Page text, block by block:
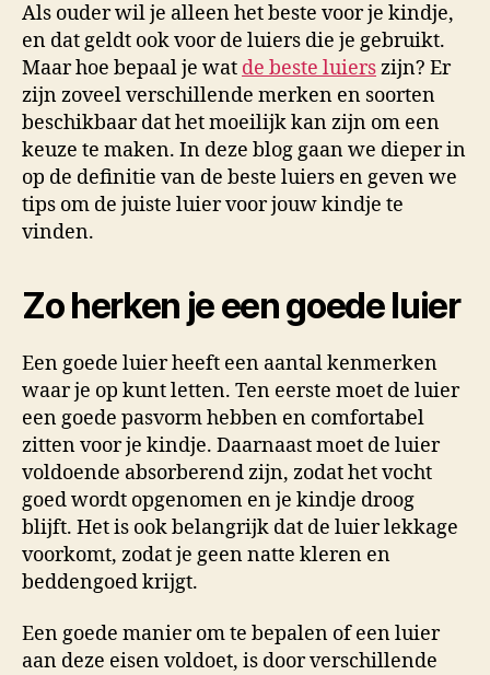
Als ouder wil je alleen het beste voor je kindje,
en dat geldt ook voor de luiers die je gebruikt.
Maar hoe bepaal je wat de beste luierszijn? Er
zijn zoveel verschillende merken en soorten
beschikbaar dat het moeilijk kan zijn om een
keuze te maken. In deze blog gaan we dieper in
op de definitie van de beste luiers en geven we
tips om de juiste luier voor jouw kindje te
vinden.
Zo herken je een goede luier
Een goede luier heeft een aantal kenmerken
waar je op kunt letten. Ten eerste moet de luier
een goede pasvorm hebben en comfortabel
zitten voor je kindje. Daarnaast moet de luier
voldoende absorberend zijn, zodat het vocht
goed wordt opgenomen en je kindje droog
blijft. Het is ook belangrijk dat de luier lekkage
voorkomt, zodat je geen natte kleren en
beddengoed krijgt.
Een goede manier om te bepalen of een luier
aan deze eisen voldoet, is door verschillende